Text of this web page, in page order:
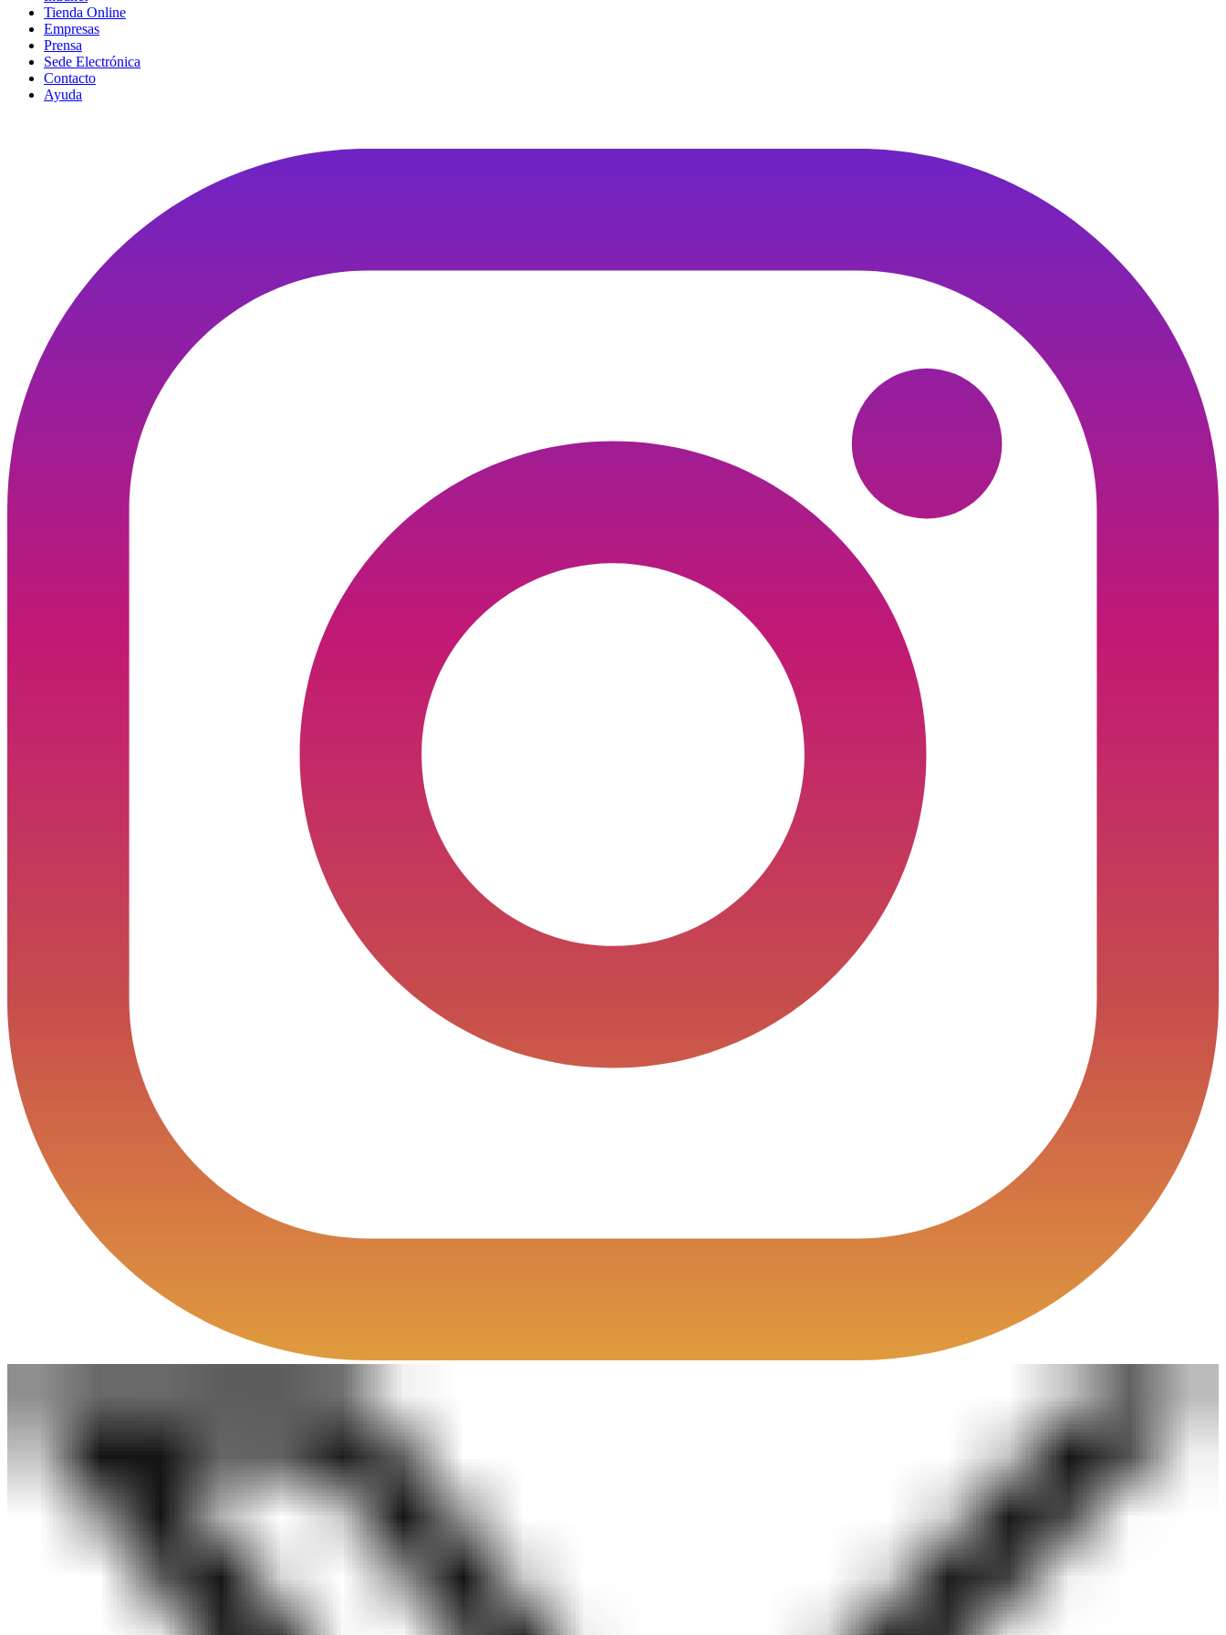
Tienda Online
Empresas
Prensa
Sede Electrónica
Contacto
Ayuda